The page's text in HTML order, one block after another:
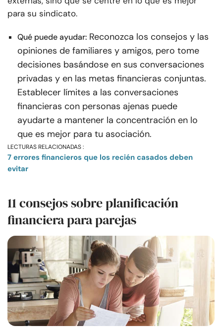
para su sindicato.
Qué puede ayudar: Reconozca los consejos y las
opiniones de familiares y amigos, pero tome
decisiones basándose en sus conversaciones
privadas y en las metas financieras conjuntas.
Establecer límites a las conversaciones
financieras con personas ajenas puede
ayudarte a mantener la concentración en lo
que es mejor para tu asociación.
LECTURAS RELACIONADAS :
7 errores financieros que los recién casados deben
evitar
11 consejos sobre planificación
financiera para parejas